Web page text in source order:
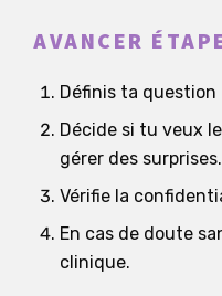
AVANCER
Définis ta question
Décide si tu veux
gérer des surprises.
Vérifie la
En cas de doute
clinique.